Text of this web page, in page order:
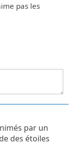
pas les
par un
des étoiles